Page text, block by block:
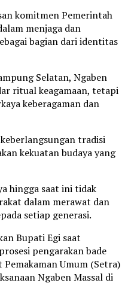
komitmen Pemerintah
menjaga dan
bagian dari identitas
Selatan, Ngaben
ritual keagamaan, tetapi
keberagaman dan
tradisi
kekuatan budaya yang
hingga saat ini tidak
dalam merawat dan
setiap generasi.
Bupati Egi saat
pengarakan bade
Umum (Setra)
Ngaben Massal di